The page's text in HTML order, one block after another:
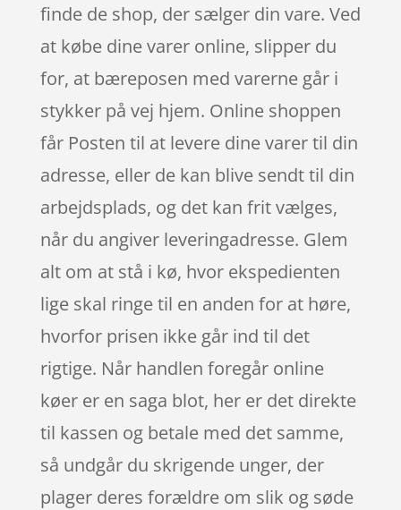
finde de shop, der sælger din vare. Ved
at købe dine varer online, slipper du
for, at bæreposen med varerne går i
stykker på vej hjem. Online shoppen
får Posten til at levere dine varer til din
adresse, eller de kan blive sendt til din
arbejdsplads, og det kan frit vælges,
når du angiver leveringadresse. Glem
alt om at stå i kø, hvor ekspedienten
lige skal ringe til en anden for at høre,
hvorfor prisen ikke går ind til det
rigtige. Når handlen foregår online
køer er en saga blot, her er det direkte
til kassen og betale med det samme,
så undgår du skrigende unger, der
plager deres forældre om slik og søde